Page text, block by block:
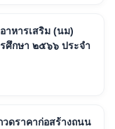
าหารเสริม (นม)
ศึกษา ๒๕๖๖ ประจำ
ดราคาก่อสร้างถนน